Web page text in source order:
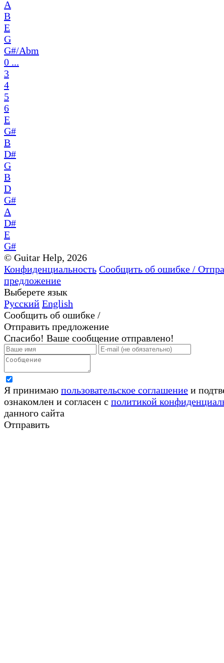
A
B
E
G
G#/Abm
0 ...
3
4
5
6
E
G#
B
D#
G
B
D
G#
A
D#
E
G#
© Guitar Help, 2026
Конфиденциальность Сообщить об ошибке /
предложение
Выберете язык
Русский English
Сообщить об ошибке /
Отправить предложение
Спасибо! Ваше сообщение отправлено!
Я принимаю пользовательское соглашение и
ознакомлен и согласен с политикой
данного сайта
Отправить